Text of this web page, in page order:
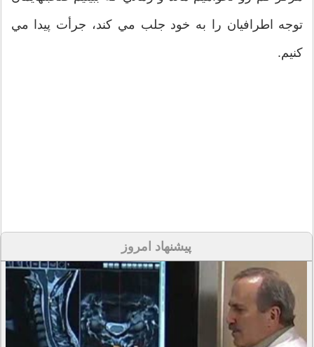
توجه اطرافيان را به خود جلب مي کند، جرأت پيدا مي
کنيم.
پیشنهاد امروز